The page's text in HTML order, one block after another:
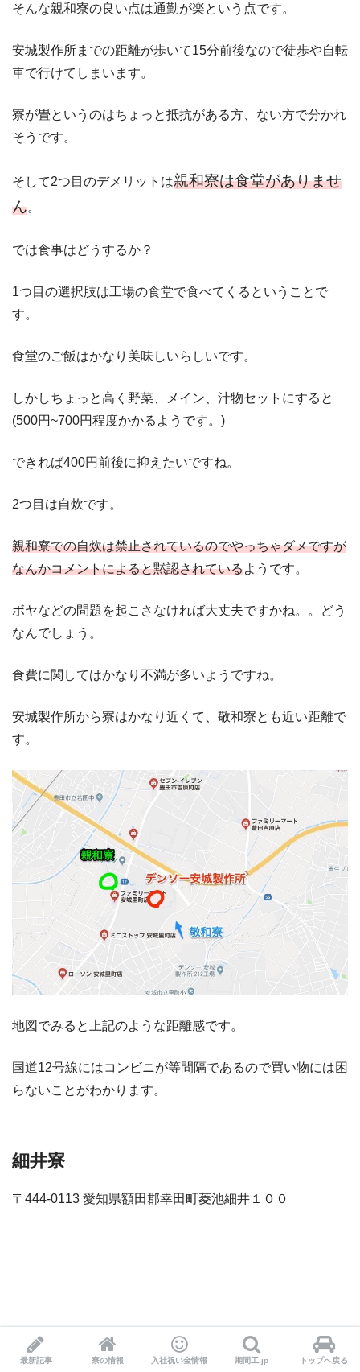
そんな親和寮の良い点は通勤が楽という点です。
安城製作所までの距離が歩いて15分前後なので徒歩や自転
車で行けてしまいます。
寮が畳というのはちょっと抵抗がある方、ない方で分かれ
そうです。
そして2つ目のデメリットは親和寮は食堂がありませ
ん。
では食事はどうするか？
1つ目の選択肢は工場の食堂で食べてくるということで
す。
食堂のご飯はかなり美味しいらしいです。
しかしちょっと高く野菜、メイン、汁物セットにすると
(500円~700円程度かかるようです。)
できれば400円前後に抑えたいですね。
2つ目は自炊です。
親和寮での自炊は禁止されているのでやっちゃダメですが
なんかコメントによると黙認されているようです。
ボヤなどの問題を起こさなければ大丈夫ですかね。。どう
なんでしょう。
食費に関してはかなり不満が多いようですね。
安城製作所から寮はかなり近くて、敬和寮とも近い距離で
す。
地図でみると上記のような距離感です。
国道12号線にはコンビニが等間隔であるので買い物には困
らないことがわかります。
細井寮
〒444-0113 愛知県額田郡幸田町菱池細井１００
最新記事 寮の情報 入社祝い金情報 期間工.jp トップへ戻る